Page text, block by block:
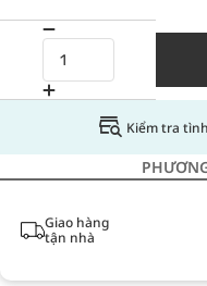
Kiểm tra
Giao hàng
tận nhà